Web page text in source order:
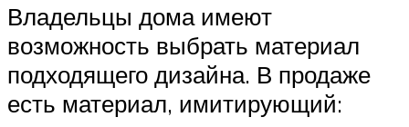
Владельцы дома имеют
возможность выбрать материал
подходящего дизайна. В продаже
есть материал, имитирующий: